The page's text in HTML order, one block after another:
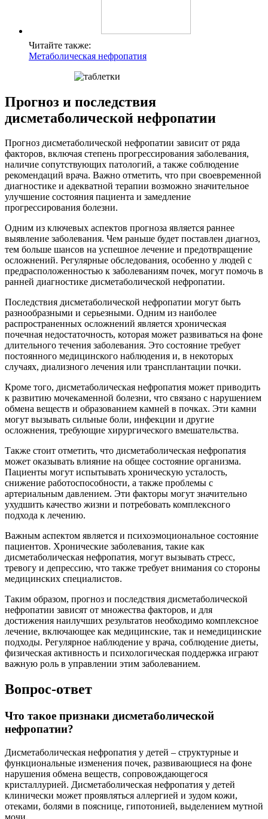
Читайте также:
Метаболическая нефропатия
Прогноз и последствия
дисметаболической нефропатии
Прогноз дисметаболической нефропатии зависит от ряда
факторов, включая степень прогрессирования заболевания,
наличие сопутствующих патологий, а также соблюдение
рекомендаций врача. Важно отметить, что при своевременной
диагностике и адекватной терапии возможно значительное
улучшение состояния пациента и замедление
прогрессирования болезни.
Одним из ключевых аспектов прогноза является раннее
выявление заболевания. Чем раньше будет поставлен диагноз,
тем больше шансов на успешное лечение и предотвращение
осложнений. Регулярные обследования, особенно у людей с
предрасположенностью к заболеваниям почек, могут помочь в
ранней диагностике дисметаболической нефропатии.
Последствия дисметаболической нефропатии могут быть
разнообразными и серьезными. Одним из наиболее
распространенных осложнений является хроническая
почечная недостаточность, которая может развиваться на фоне
длительного течения заболевания. Это состояние требует
постоянного медицинского наблюдения и, в некоторых
случаях, диализного лечения или трансплантации почки.
Кроме того, дисметаболическая нефропатия может приводить
к развитию мочекаменной болезни, что связано с нарушением
обмена веществ и образованием камней в почках. Эти камни
могут вызывать сильные боли, инфекции и другие
осложнения, требующие хирургического вмешательства.
Также стоит отметить, что дисметаболическая нефропатия
может оказывать влияние на общее состояние организма.
Пациенты могут испытывать хроническую усталость,
снижение работоспособности, а также проблемы с
артериальным давлением. Эти факторы могут значительно
ухудшить качество жизни и потребовать комплексного
подхода к лечению.
Важным аспектом является и психоэмоциональное состояние
пациентов. Хронические заболевания, такие как
дисметаболическая нефропатия, могут вызывать стресс,
тревогу и депрессию, что также требует внимания со стороны
медицинских специалистов.
Таким образом, прогноз и последствия дисметаболической
нефропатии зависят от множества факторов, и для
достижения наилучших результатов необходимо комплексное
лечение, включающее как медицинские, так и немедицинские
подходы. Регулярное наблюдение у врача, соблюдение диеты,
физическая активность и психологическая поддержка играют
важную роль в управлении этим заболеванием.
Вопрос-ответ
Что такое признаки дисметаболической
нефропатии?
Дисметаболическая нефропатия у детей – структурные и
функциональные изменения почек, развивающиеся на фоне
нарушения обмена веществ, сопровождающегося
кристаллурией. Дисметаболическая нефропатия у детей
клинически может проявляться аллергией и зудом кожи,
отеками, болями в пояснице, гипотонией, выделением мутной
мочи.